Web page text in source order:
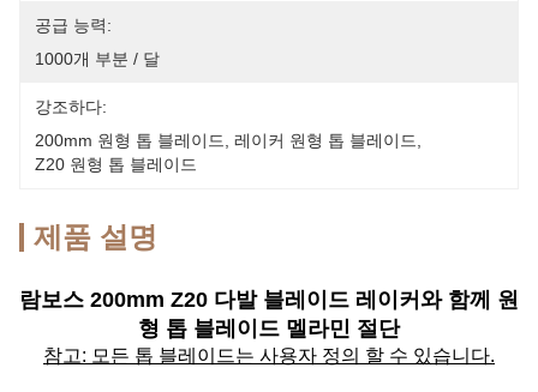
공급 능력:
1000개 부분 / 달
강조하다:
200mm 원형 톱 블레이드
레이커 원형 톱 블레이드
Z20 원형 톱 블레이드
제품 설명
람보스 200mm Z20 다발 블레이드 레이커와 함께 원
형 톱 블레이드 멜라민 절단
참고: 모든 톱 블레이드는 사용자 정의 할 수 있습니다.